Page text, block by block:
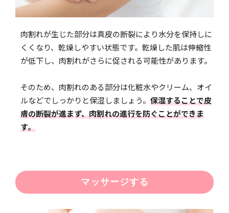
肉割れが生じた部分は真皮の断裂により水分を保持しに
くくなり、乾燥しやすい状態です。乾燥した肌は伸縮性
が低下し、肉割れがさらに促される可能性があります。
そのため、肉割れのある部分は化粧水やクリーム、オイ
ルなどでしっかりと保湿しましょう。 保湿することで皮
膚の断裂が進まず、肉割れの進行を防ぐことができま
す。
マッサージする